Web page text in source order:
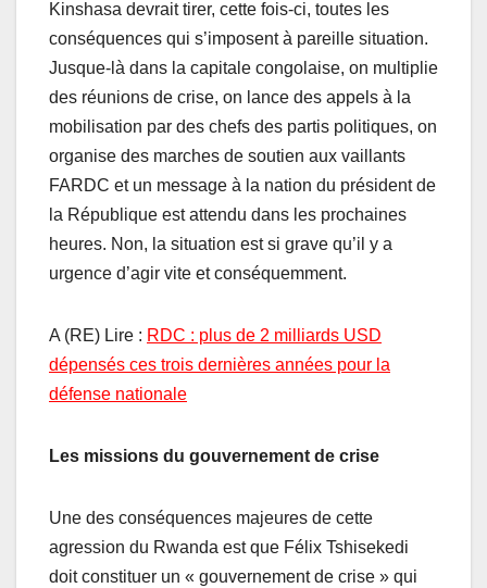
Kinshasa devrait tirer, cette fois-ci, toutes les
conséquences qui s’imposent à pareille situation.
Jusque-là dans la capitale congolaise, on multiplie
des réunions de crise, on lance des appels à la
mobilisation par des chefs des partis politiques, on
organise des marches de soutien aux vaillants
FARDC et un message à la nation du président de
la République est attendu dans les prochaines
heures. Non, la situation est si grave qu’il y a
urgence d’agir vite et conséquemment.
A (RE) Lire : RDC : plus de 2 milliards USD
dépensés ces trois dernières années pour la
défense nationale
Les missions du gouvernement de crise
Une des conséquences majeures de cette
agression du Rwanda est que Félix Tshisekedi
doit constituer un « gouvernement de crise » qui